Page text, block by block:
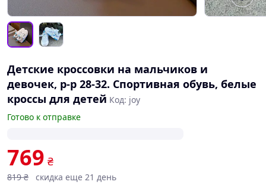
Детские кроссовки на мальчиков и
девочек, р-р 28-32. Спортивная обувь, белые
кроссы для детей Код: joy
Готово к отправке
769 ₴
819 ₴ скидка еще 21 день